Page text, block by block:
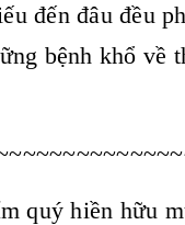
đến đâu đều
bệnh khổ về
quý hiền hữu